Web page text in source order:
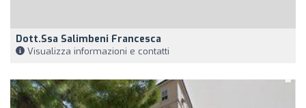
Dott.ssa Salimbeni Francesca
Visualizza informazioni e contatti